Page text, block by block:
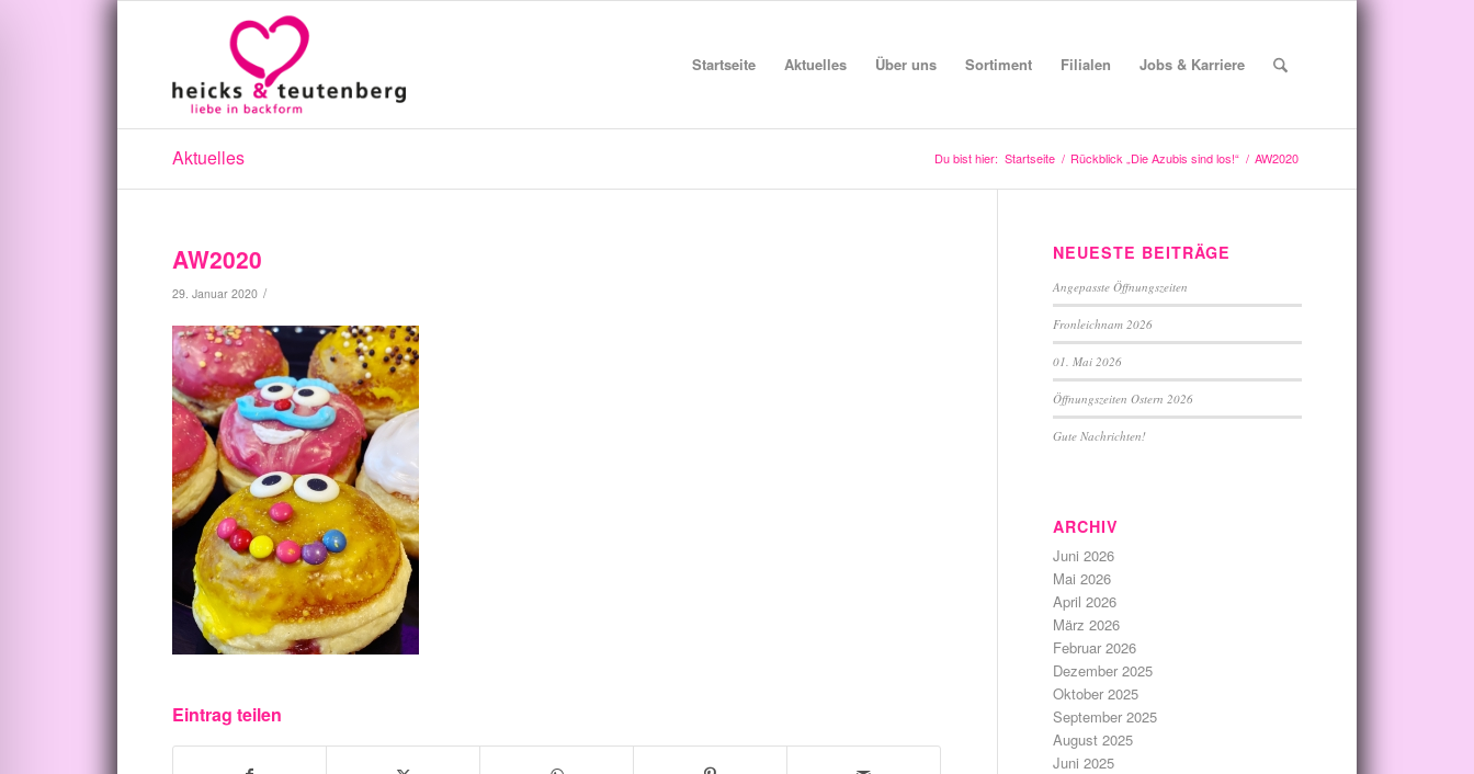
Startseite Aktuelles Über uns Sortiment Filialen Jobs & Karriere
Aktuelles Du bist hier: Startseite / Rückblick „Die Azubis sind los!“ / AW2020
AW2020
29. Januar 2020 /
Eintrag teilen
NEUESTE BEITRÄGE
Angepasste Öffnungszeiten
Fronleichnam 2026
01. Mai 2026
Öffnungszeiten Ostern 2026
Gute Nachrichten!
ARCHIV
Juni 2026
Mai 2026
April 2026
März 2026
Februar 2026
Dezember 2025
Oktober 2025
September 2025
August 2025
Juni 2025